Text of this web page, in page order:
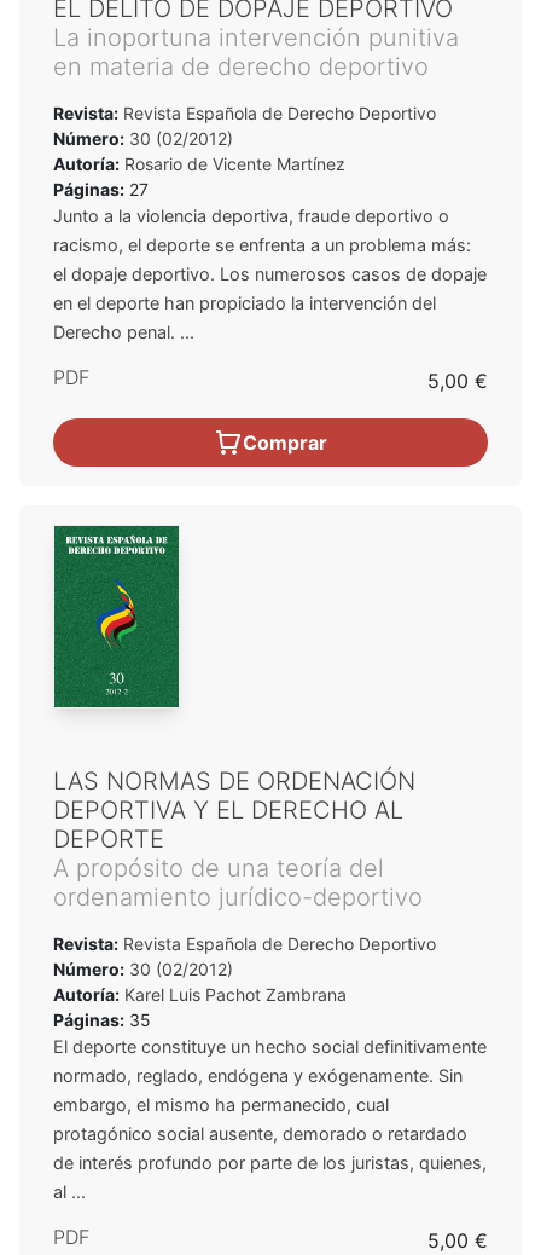
EL DELITO DE DOPAJE DEPORTIVO
La inoportuna intervención punitiva
en materia de derecho deportivo
Revista: Revista Española de Derecho Deportivo
Número: 30 (02/2012)
Autoría: Rosario de Vicente Martínez
Páginas: 27
Junto a la violencia deportiva, fraude deportivo o
racismo, el deporte se enfrenta a un problema más:
el dopaje deportivo. Los numerosos casos de dopaje
en el deporte han propiciado la intervención del
Derecho penal. ...
PDF 5,00 €
Comprar
LAS NORMAS DE ORDENACIÓN
DEPORTIVA Y EL DERECHO AL
DEPORTE
A propósito de una teoría del
ordenamiento jurídico-deportivo
Revista: Revista Española de Derecho Deportivo
Número: 30 (02/2012)
Autoría: Karel Luis Pachot Zambrana
Páginas: 35
El deporte constituye un hecho social definitivamente
normado, reglado, endógena y exógenamente. Sin
embargo, el mismo ha permanecido, cual
protagónico social ausente, demorado o retardado
de interés profundo por parte de los juristas, quienes,
al ...
PDF 5,00 €